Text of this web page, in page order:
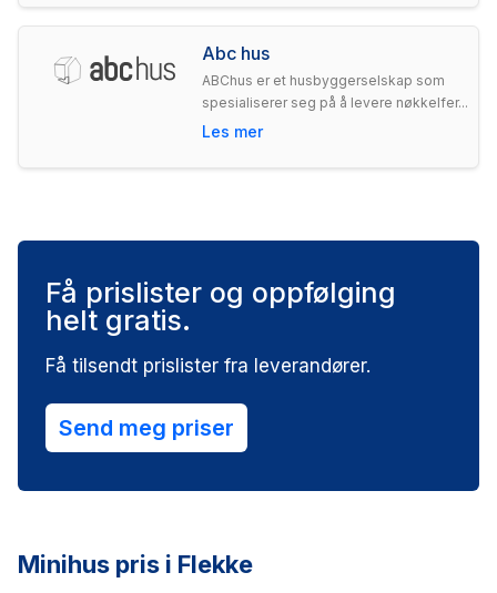
Abc hus
ABChus er et husbyggerselskap som
spesialiserer seg på å levere nøkkelfer...
Les mer
Få prislister og oppfølging
helt gratis.
Få tilsendt prislister fra leverandører.
Send meg priser
Minihus pris i Flekke